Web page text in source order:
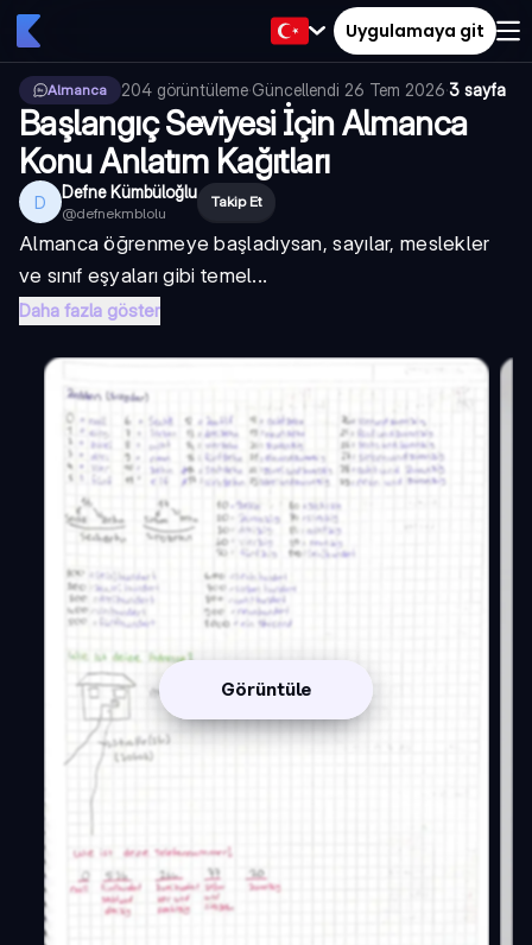
Uygulamaya git
Almanca 204 görüntüleme·Güncellendi 26 Tem 2026·3 sayfa
Başlangıç Seviyesi İçin Almanca
Konu Anlatım Kağıtları
D Defne Kümbüloğlu
@defnekmblolu
Takip Et
Almanca öğrenmeye başladıysan, sayılar, meslekler
ve sınıf eşyaları gibi temel...
Daha fazla göster
Görüntüle